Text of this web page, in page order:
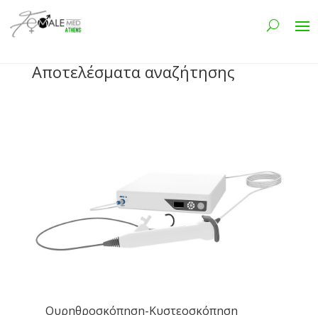
Αποτελέσματα αναζήτησης
Ουρηθροσκόπηση-Κυστεοσκόπηση